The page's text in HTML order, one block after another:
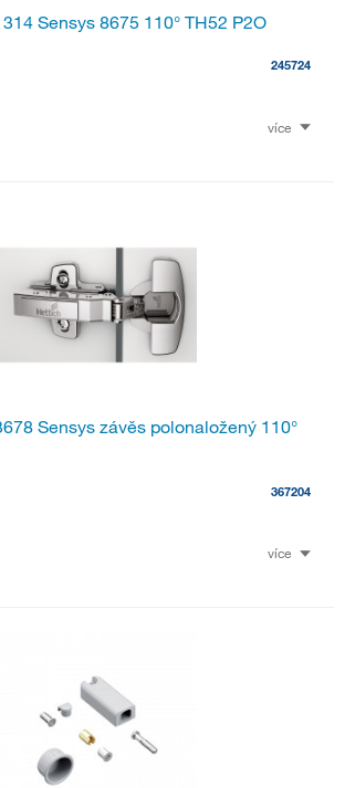
Sensys 8675 110° TH52 P2O
245724
více
Sensys závěs polonaložený 110°
367204
více